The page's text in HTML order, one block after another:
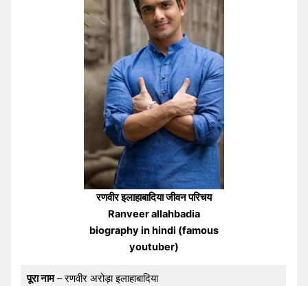
रणवीर इलाहाबादिया जीवन परिचय
Ranveer allahbadia
biography in hindi (famous
youtuber)
पूरा नाम– रणवीर अरोड़ा इलाहाबादिया